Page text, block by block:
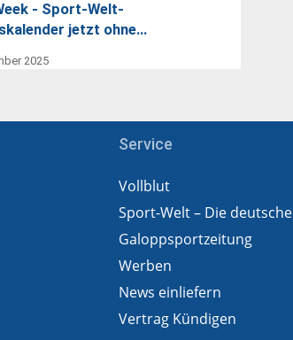
- Sport-Welt-
jetzt ohne…
2025
Service
Vollblut
Sport-Welt – Die deutsche
Galoppsportzeitung
Werben
News einliefern
Vertrag Kündigen